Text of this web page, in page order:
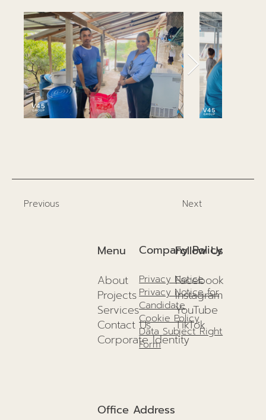
Previous Next
Menu
About
Projects
Services
Contact Us
Corporate Identity
Office Address
Follow Us
Facebook
Instagram
YouTube
TikTok
Company Policy
Privacy Notice
Privacy Notice for
Candidate
Cookie Policy
Data Subject Right
Form